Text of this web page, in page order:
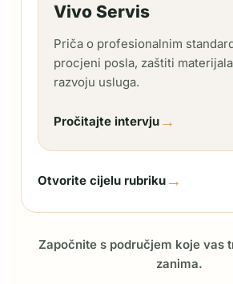
Vivo Servis
Priča o profesionalnim
procjeni posla, zaštiti
razvoju usluga.
Pročitajte intervju →
Otvorite cijelu rubriku →
Započnite s područjem koje vas
zanima.